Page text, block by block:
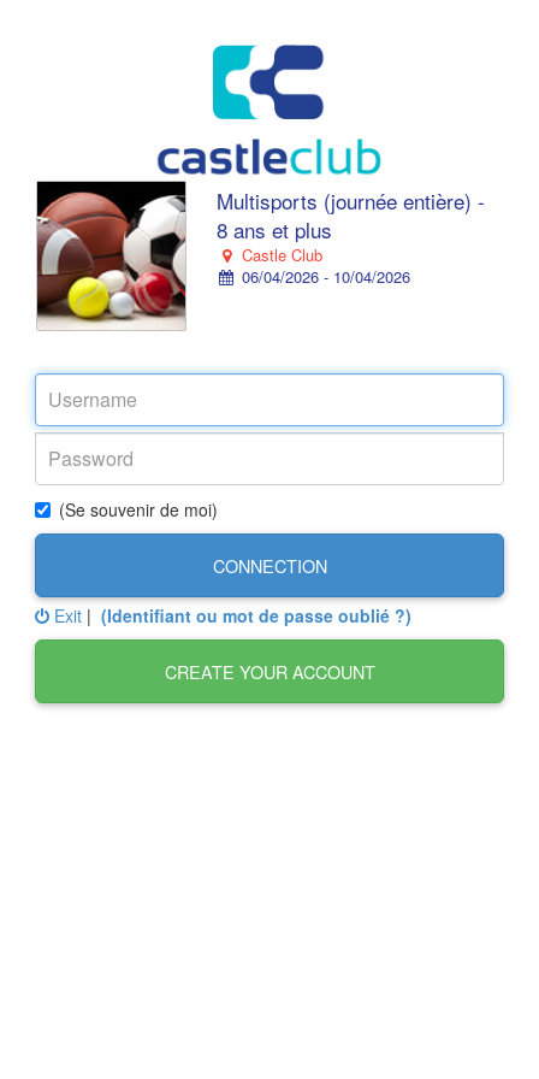
Multisports (journée entière) -
8 ans et plus
Castle Club
06/04/2026 - 10/04/2026
(Se souvenir de moi)
CONNECTION
Exit | (Identifiant ou mot de passe oublié ?)
CREATE YOUR ACCOUNT